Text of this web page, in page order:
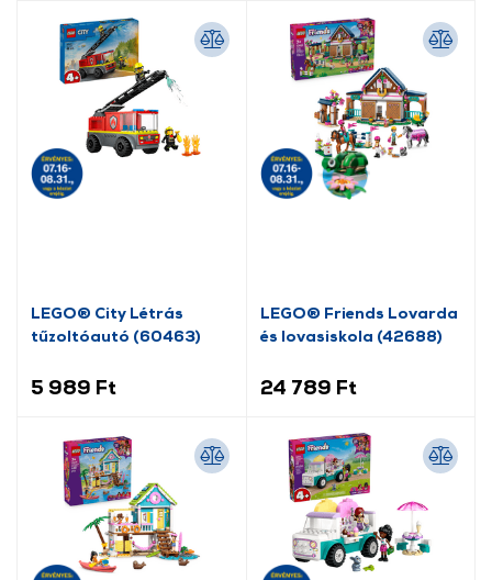
LEGO® City Létrás
tűzoltóautó (60463)
5 989 Ft
LEGO® Friends Lovarda
és lovasiskola (42688)
24 789 Ft